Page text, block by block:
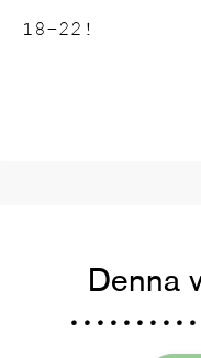
18-22!
Denna